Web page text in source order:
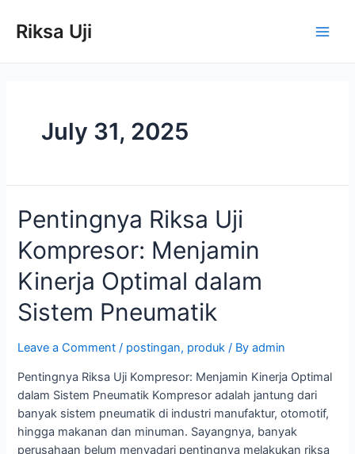
Riksa Uji
July 31, 2025
Pentingnya Riksa Uji
Kompresor: Menjamin
Kinerja Optimal dalam
Sistem Pneumatik
Leave a Comment / postingan, produk / Byadmin
Pentingnya Riksa Uji Kompresor: Menjamin Kinerja Optimal
dalam Sistem Pneumatik Kompresor adalah jantung dari
banyak sistem pneumatik di industri manufaktur, otomotif,
hingga makanan dan minuman. Sayangnya, banyak
perusahaan belum menyadari pentingnya melakukan riksa
Pentingnya
Riksa
Uji
Kompresor:
Menjamin
Kinerja
Optimal
Sistem
Pneumatik